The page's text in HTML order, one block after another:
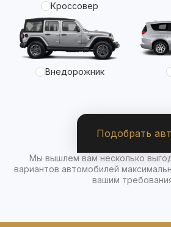
Кроссовер
Внедорожник
Подобрать
Мы вышлем вам несколько
вариантов автомобилей
вашим